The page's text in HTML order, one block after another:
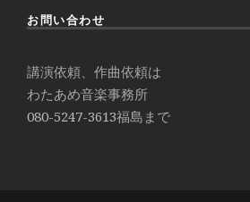
お問い合わせ
講演依頼、作曲依頼は
わたあめ音楽事務所
080-5247-3613福島まで